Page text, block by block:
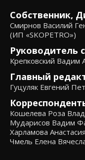
Собственник,
Смирнов Василий
(ИП «SKOPETRO»)
Руководитель
Крепковский Вадим
Главный
Гуцуляк Евгений
Кошелева Роза
Мударисов Вадим
Харламова
Чмель Елена